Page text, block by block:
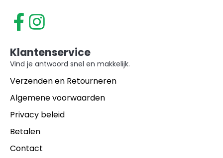
Klantenservice
Vind je antwoord snel en makkelijk.
Verzenden en Retourneren
Algemene voorwaarden
Privacy beleid
Betalen
Contact